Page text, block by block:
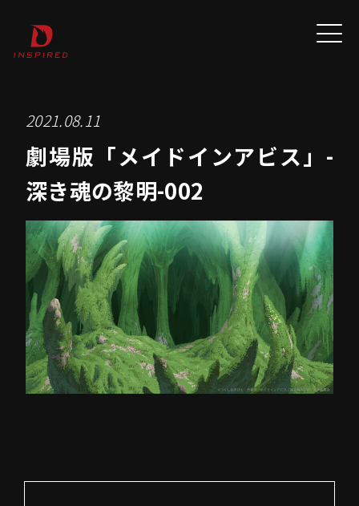
2021.08.11
劇場版「メイドインアビス」-
深き魂の黎明-002